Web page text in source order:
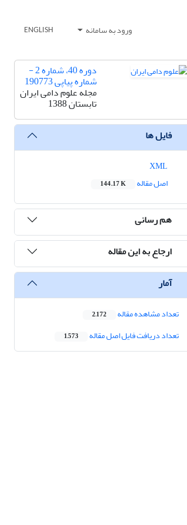
ورود به سامانه ENGLISH
دوره 40، شماره 2 -
شماره پیاپی 190773
مجله علوم دامی ایران
تابستان 1388
فایل ها
اصل مقاله
144.17 K
هم رسانی
ارجاع به این مقاله
آمار
تعداد مشاهده مقاله 2,172
تعداد دریافت فایل اصل مقاله 1,573